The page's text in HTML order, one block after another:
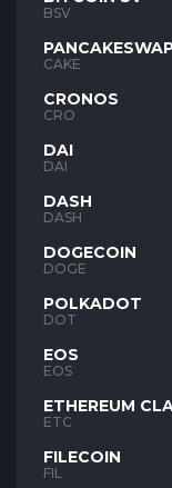
BSV
CAKE
CRONOS
CRO
DAI
DAI
DASH
DASH
DOGECOIN
DOGE
POLKADOT
DOT
EOS
EOS
ETHEREUM
ETC
FILECOIN
FIL